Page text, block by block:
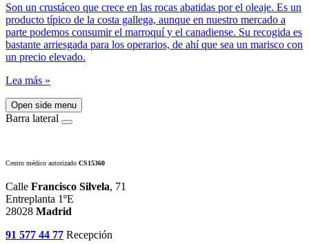
Son un crustáceo que crece en las rocas abatidas por el oleaje. Es un
producto típico de la costa gallega, aunque en nuestro mercado a
parte podemos consumir el marroquí y el canadiense. Su recogida es
bastante arriesgada para los operarios, de ahí que sea un marisco con
un precio elevado.
Lea más »
Open side menu
Barra lateral
Centro médico autorizado CS15360
Calle Francisco Silvela, 71
Entreplanta 1ºE
28028 Madrid
91 577 44 77 Recepción